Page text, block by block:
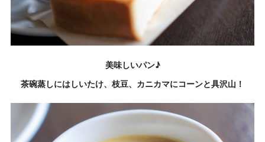
美味しいパン♪
茶碗蒸しにはしいたけ、枝豆、カニカマにコーンと具沢山！